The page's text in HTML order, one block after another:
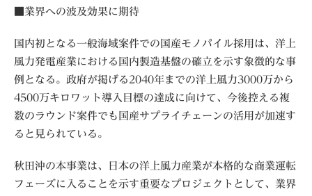
■業界への波及効果に期待
国内初となる一般海域案件での国産モノパイル採用は、洋上
風力発電産業における国内製造基盤の確立を示す象徴的な事
例となる。政府が掲げる2040年までの洋上風力3000万から
4500万キロワット導入目標の達成に向けて、今後控える複
数のラウンド案件でも国産サプライチェーンの活用が加速す
ると見られている。
秋田沖の本事業は、日本の洋上風力産業が本格的な商業運転
フェーズに入ることを示す重要なプロジェクトとして、業界